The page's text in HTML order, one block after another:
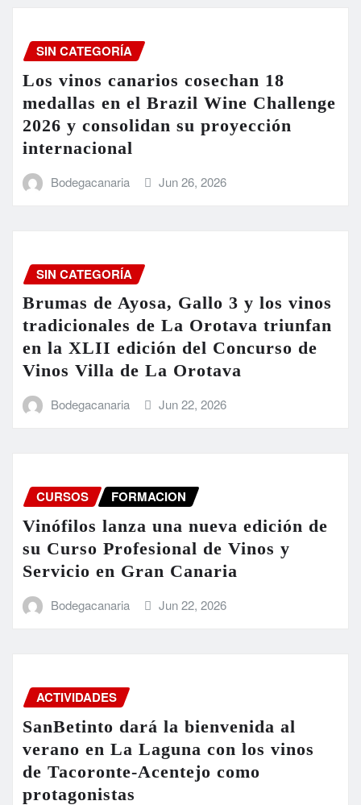
SIN CATEGORÍA
Los vinos canarios cosechan 18
medallas en el Brazil Wine Challenge
2026 y consolidan su proyección
internacional
Bodegacanaria Jun 26, 2026
SIN CATEGORÍA
Brumas de Ayosa, Gallo 3 y los vinos
tradicionales de La Orotava triunfan
en la XLII edición del Concurso de
Vinos Villa de La Orotava
Bodegacanaria Jun 22, 2026
CURSOS FORMACION
Vinófilos lanza una nueva edición de
su Curso Profesional de Vinos y
Servicio en Gran Canaria
Bodegacanaria Jun 22, 2026
ACTIVIDADES
SanBetinto dará la bienvenida al
verano en La Laguna con los vinos
de Tacoronte-Acentejo como
protagonistas